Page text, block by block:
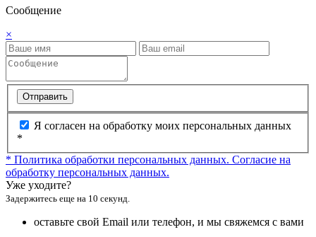
Сообщение
×
Отправить
Я согласен на обработку моих персональных данных
*
* Политика обработки персональных данных. Согласие на
обработку персональных данных.
Уже уходите?
Задержитесь еще на 10 секунд.
оставьте свой Email или телефон, и мы свяжемся с вами